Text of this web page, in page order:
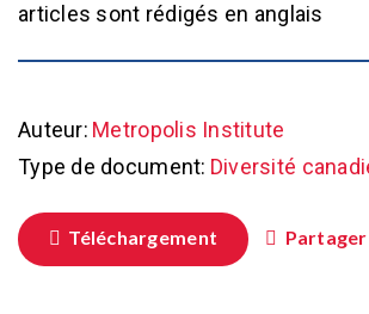
articles sont rédigés en anglais
Auteur: Metropolis Institute
Type de document: Diversité
Téléchargement Partager